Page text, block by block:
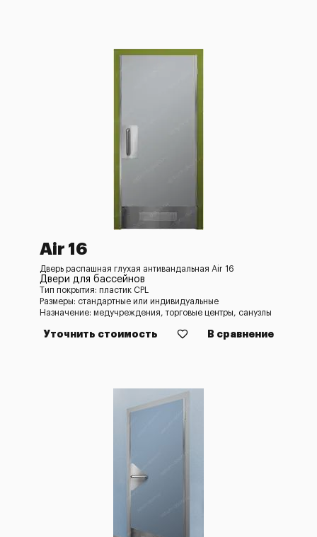
Air 16
Дверь распашная глухая антивандальная Air 16
Двери для бассейнов
Тип покрытия: пластик CPL
Размеры: стандартные или индивидуальные
Назначение: медучреждения, торговые центры, санузлы
Уточнить стоимость В сравнение